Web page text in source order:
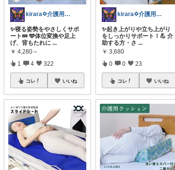
kirara✡介護用品🌈
✨寝る姿勢をやさしくサポ
ート💤 🩵体位変換や足上
げ、背もたれに ...
￥ 4,280～
1 4 322
コレ いいね
kirara✡介護用品🌈
✨起き上がりや立ち上がり
をしっかりサポート！💪 介
助する方・さ ...
￥ 3,680
0 0 23
コレ いいね